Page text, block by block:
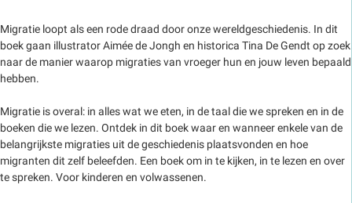
Migratie loopt als een rode draad door onze wereldgeschiedenis. In dit
boek gaan illustrator Aimée de Jongh en historica Tina De Gendt op zoek
naar de manier waarop migraties van vroeger hun en jouw leven bepaald
hebben.
Migratie is overal: in alles wat we eten, in de taal die we spreken en in de
boeken die we lezen. Ontdek in dit boek waar en wanneer enkele van de
belangrijkste migraties uit de geschiedenis plaatsvonden en hoe
migranten dit zelf beleefden. Een boek om in te kijken, in te lezen en over
te spreken. Voor kinderen en volwassenen.